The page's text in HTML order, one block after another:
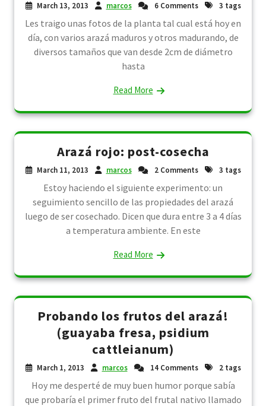
March 13, 2013 marcos 6 Comments 3 tags
Les traigo unas fotos de la planta tal cual está hoy en
día, con varios arazá maduros y otros madurando, de
diversos tamaños que van desde 2cm de diámetro
hasta
Read More
Arazá rojo: post-cosecha
March 11, 2013 marcos 2 Comments 3 tags
Estoy haciendo el siguiente experimento: un
seguimiento sencillo de las propiedades del arazá
luego de ser cosechado. Dicen que dura entre 3 a 4 días
a temperatura ambiente. En este
Read More
Probando los frutos del arazá!
(guayaba fresa, psidium
cattleianum)
March 1, 2013 marcos 14 Comments 2 tags
Hoy me desperté de muy buen humor porque sabía
que probaría el primer fruto del frutal nativo llamado